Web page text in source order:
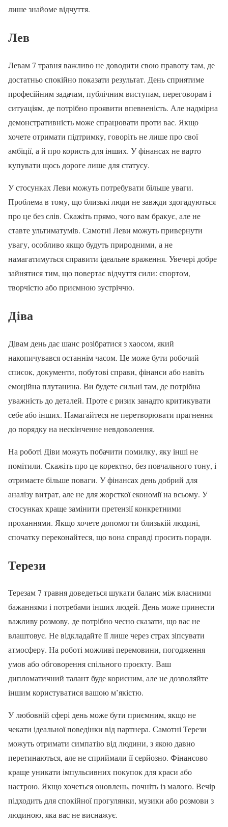
лише знайоме відчуття.
Лев
Левам 7 травня важливо не доводити свою правоту там, де
достатньо спокійно показати результат. День сприятиме
професійним задачам, публічним виступам, переговорам і
ситуаціям, де потрібно проявити впевненість. Але надмірна
демонстративність може спрацювати проти вас. Якщо
хочете отримати підтримку, говоріть не лише про свої
амбіції, а й про користь для інших. У фінансах не варто
купувати щось дороге лише для статусу.
У стосунках Леви можуть потребувати більше уваги.
Проблема в тому, що близькі люди не завжди здогадуються
про це без слів. Скажіть прямо, чого вам бракує, але не
ставте ультиматумів. Самотні Леви можуть привернути
увагу, особливо якщо будуть природними, а не
намагатимуться справити ідеальне враження. Увечері добре
зайнятися тим, що повертає відчуття сили: спортом,
творчістю або приємною зустріччю.
Діва
Дівам день дає шанс розібратися з хаосом, який
накопичувався останнім часом. Це може бути робочий
список, документи, побутові справи, фінанси або навіть
емоційна плутанина. Ви будете сильні там, де потрібна
уважність до деталей. Проте є ризик занадто критикувати
себе або інших. Намагайтеся не перетворювати прагнення
до порядку на нескінченне невдоволення.
На роботі Діви можуть побачити помилку, яку інші не
помітили. Скажіть про це коректно, без повчального тону, і
отримаєте більше поваги. У фінансах день добрий для
аналізу витрат, але не для жорсткої економії на всьому. У
стосунках краще замінити претензії конкретними
проханнями. Якщо хочете допомогти близькій людині,
спочатку переконайтеся, що вона справді просить поради.
Терези
Терезам 7 травня доведеться шукати баланс між власними
бажаннями і потребами інших людей. День може принести
важливу розмову, де потрібно чесно сказати, що вас не
влаштовує. Не відкладайте її лише через страх зіпсувати
атмосферу. На роботі можливі перемовини, погодження
умов або обговорення спільного проєкту. Ваш
дипломатичний талант буде корисним, але не дозволяйте
іншим користуватися вашою м’якістю.
У любовній сфері день може бути приємним, якщо не
чекати ідеальної поведінки від партнера. Самотні Терези
можуть отримати симпатію від людини, з якою давно
перетинаються, але не сприймали її серйозно. Фінансово
краще уникати імпульсивних покупок для краси або
настрою. Якщо хочеться оновлень, почніть із малого. Вечір
підходить для спокійної прогулянки, музики або розмови з
людиною, яка вас не виснажує.